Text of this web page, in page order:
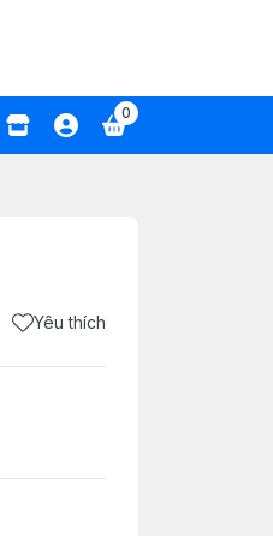
0
Yêu thích